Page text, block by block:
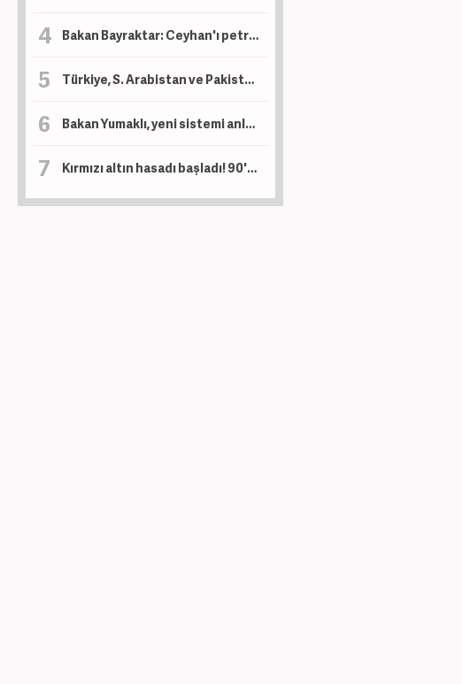
Bakan Bayraktar: Ceyhan'ı petrol ticaret merkezi haline dönüştürebiliriz
Türkiye, S. Arabistan ve Pakistan İmzayı attı! İşte üç ülkenin toplam savunma gücü....
Bakan Yumaklı, yeni sistemi anlattı: Plastik küpe gitti yerine elektronik takip geldi!
Kırmızı altın hasadı başladı! 90'dan fazla ülkeden talep var